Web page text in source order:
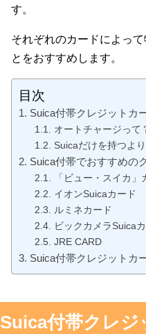
す。
それぞれのカードによっ
とをおすすめします。
目次
Suica付帯クレジットカ
オートチャージって
Suicaだけを持つより
Suica付帯でおすすめの
「ビュー・スイカ」
イオンSuicaカード
ルミネカード
ビックカメラSuica
JRE CARD
Suica付帯クレジットカ
Suica付帯クレジ